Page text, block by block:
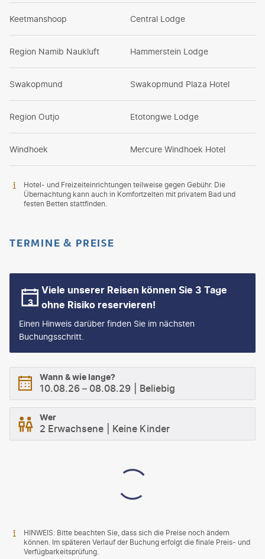
Keetmanshoop Central Lodge
Region Namib Naukluft Hammerstein Lodge
Swakopmund Swakopmund Plaza Hotel
Region Outjo Etotongwe Lodge
Windhoek Mercure Windhoek Hotel
Hotel- und Freizeiteinrichtungen teilweise gegen Gebühr. Die
Übernachtung kann auch in Komfortzelten mit privatem Bad und
festen Betten stattfinden.
TERMINE & PREISE
Viele unserer Reisen können Sie 3 Tage
ohne Risiko reservieren!
Einen Hinweis darüber finden Sie im nächsten
Buchungsschritt.
Wann & wie lange?
10.08.26 – 08.08.29 Beliebig
Wer
2 Erwachsene Keine Kinder
HINWEIS: Bitte beachten Sie, dass sich die Preise noch ändern
können. Im späteren Verlauf der Buchung erfolgt die finale Preis- und
Verfügbarkeitsprüfung.